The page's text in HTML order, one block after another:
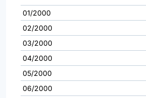
01/2000
02/2000
03/2000
04/2000
05/2000
06/2000